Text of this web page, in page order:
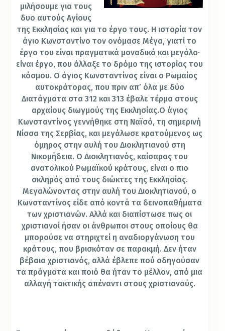
μιλήσουμε για τους
δυο αυτούς Αγίους
της Εκκλησίας και για το έργο τους. Η ιστορία τον
άγιο Κωνσταντίνο τον ονόμασε Μέγα, γιατί το
έργο του είναι πραγματικά μοναδικό και μεγάλο·
είναι έργο, που άλλαξε το δρόμο της ιστορίας του
κόσμου. Ο άγιος Κωνσταντίνος είναι ο Ρωμαίος
αυτοκράτορας, που πριν απ’ όλα με δύο
Διατάγματα στα 312 και 313 έβαλε τέρμα στους
αρχαίους διωγμούς της Εκκλησίας.Ο άγιος
Κωνσταντίνος γεννήθηκε στη Ναϊσό, τη σημερινή
Νίσσα της Σερβίας, και μεγάλωσε κρατούμενος ως
όμηρος στην αυλή του Διοκλητιανού στη
Νικομήδεια. Ο Διοκλητιανός, καίσαρας του
ανατολικού Ρωμαϊκού κράτους, είναι ο πιο
σκληρός από τους διώκτες της Εκκλησίας.
Μεγαλώνοντας στην αυλή του Διοκλη­τιανού, ο
Κωνσταντίνος είδε από κοντά τα δεινοπαθήματα
των χριστιανών. Αλλά και διαπίστωσε πως οι
χριστιανοί ήσαν οι άνθρωποι στους οποίους θα
μπορούσε να στηριχτεί η αναδιοργάνωση του
κράτους, που βρισκόταν σε παρακμή. Δεν ήταν
βέβαια χριστιανός, αλλά έβλεπε πού οδηγούσαν
τα πράγματα και ποιό θα ήταν το μέλλον, από μια
αλλαγή τακτικής απέναντι στους χριστιανούς.